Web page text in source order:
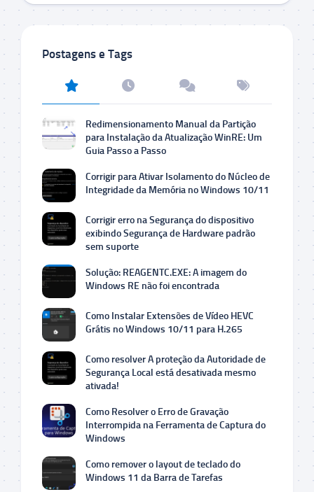
Postagens e Tags
Redimensionamento Manual da Partição
para Instalação da Atualização WinRE: Um
Guia Passo a Passo
Corrigir para Ativar Isolamento do Núcleo de
Integridade da Memória no Windows 10/11
Corrigir erro na Segurança do dispositivo
exibindo Segurança de Hardware padrão
sem suporte
Solução: REAGENTC.EXE: A imagem do
Windows RE não foi encontrada
Como Instalar Extensões de Vídeo HEVC
Grátis no Windows 10/11 para H.265
Como resolver A proteção da Autoridade de
Segurança Local está desativada mesmo
ativada!
Como Resolver o Erro de Gravação
Interrompida na Ferramenta de Captura do
Windows
Como remover o layout de teclado do
Windows 11 da Barra de Tarefas